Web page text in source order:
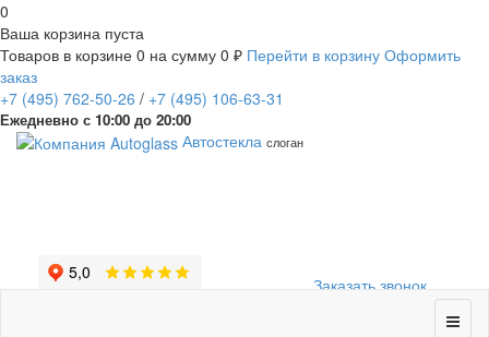
0
Ваша корзина пуста
Товаров в корзине 0 на сумму 0 ₽ Перейти в корзину Оформить
заказ
+7 (495) 762-50-26 / +7 (495) 106-63-31
Ежедневно с 10:00 до 20:00
Заказать звонок
Автостекла слоган